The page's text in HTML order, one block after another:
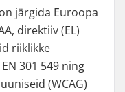
järgida Euroopa
direktiiv (EL)
riiklikke
301 549 ning
(WCAG)